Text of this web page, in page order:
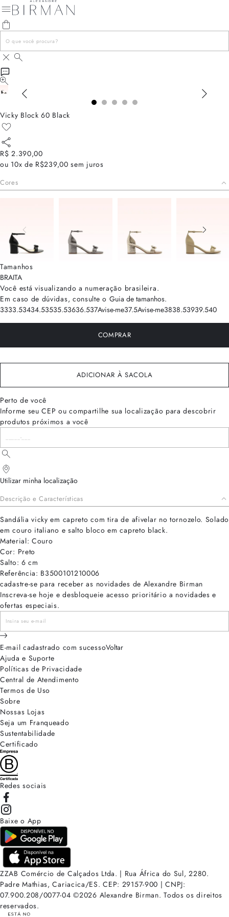
Vicky Block 60 Black
R$ 2.390,00
ou 10x de R$239,00 sem juros
Cores
Tamanhos
BRAITA
Você está visualizando a numeração brasileira.
Em caso de dúvidas, consulte o Guia de tamanhos.
3333.53434.53535.53636.537Avise-me37.5Avise-me3838.53939.540
COMPRAR
ADICIONAR À SACOLA
Perto de você
Informe seu CEP ou compartilhe sua localização para descobrir
produtos próximos a você
Utilizar minha localização
Descrição e Características
Sandália vicky em capreto com tira de afivelar no tornozelo. Solado
em couro italiano e salto bloco em capreto black.
Material: Couro
Cor: Preto
Salto: 6 cm
Referência: B3500101210006
cadastre-se para receber as novidades de Alexandre Birman
Inscreva-se hoje e desbloqueie acesso prioritário a novidades e
ofertas especiais.
E-mail cadastrado com sucessoVoltar
Ajuda e Suporte
Políticas de Privacidade
Central de Atendimento
Termos de Uso
Sobre
Nossas Lojas
Seja um Franqueado
Sustentabilidade
Certificado
Redes sociais
Baixe o App
ZZAB Comércio de Calçados Ltda. | Rua África do Sul, 2280.
Padre Mathias, Cariacica/ES. CEP: 29157-900 | CNPJ:
07.900.208/0077-04 ©2026 Alexandre Birman. Todos os direitos
reservados.